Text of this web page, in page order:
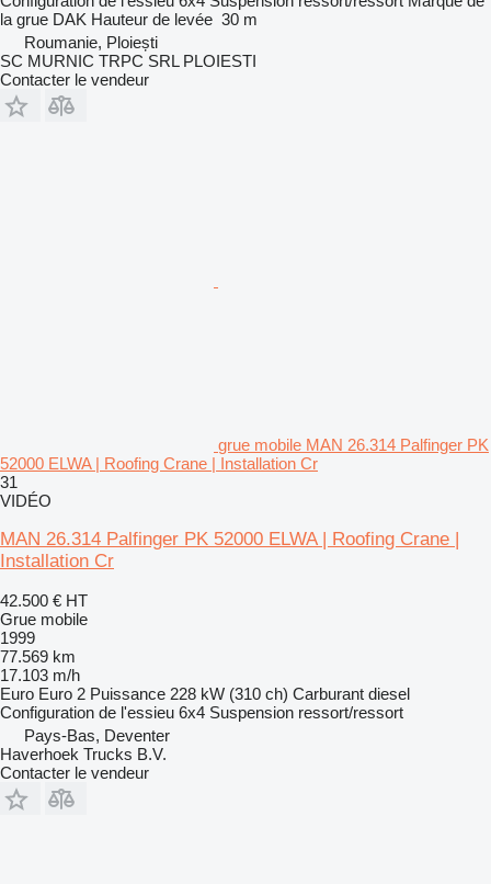
la grue DAK Hauteur de levée 30 m
Roumanie, Ploiești
SC MURNIC TRPC SRL PLOIESTI
Contacter le vendeur
grue mobile MAN 26.314 Palfinger PK
52000 ELWA | Roofing Crane | Installation Cr
31
VIDÉO
MAN 26.314 Palfinger PK 52000 ELWA | Roofing Crane |
Installation Cr
42.500 € HT
Grue mobile
1999
77.569 km
17.103 m/h
Euro Euro 2 Puissance 228 kW (310 ch) Carburant diesel
Configuration de l'essieu 6x4 Suspension ressort/ressort
Pays-Bas, Deventer
Haverhoek Trucks B.V.
Contacter le vendeur